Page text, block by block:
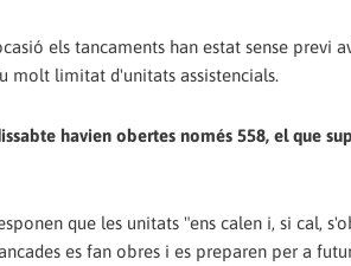
els tancaments han estat sense previ
molt limitat d'unitats assistencials.
havien obertes només 558, el que
que les unitats "ens calen i, si cal,
es fan obres i es preparen per a